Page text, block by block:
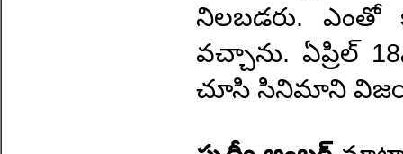
నిలబడరు. ఎంతో
వచ్చాను. ఏప్రిల్
చూసి సినిమాని